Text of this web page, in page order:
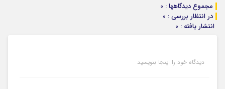
مجموع دیدگاهها : 0
در انتظار بررسی : 0
انتشار یافته : 0
دیدگاه خود را اینجا بنویسید